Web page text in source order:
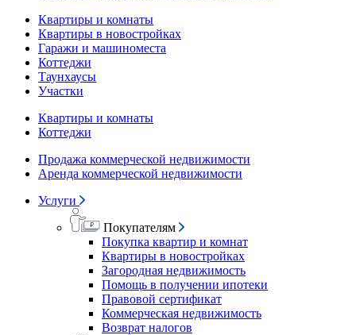
Квартиры и комнаты
Квартиры в новостройках
Гаражи и машиноместа
Коттеджи
Таунхаусы
Участки
Квартиры и комнаты
Коттеджи
Продажа коммерческой недвижимости
Аренда коммерческой недвижимости
Услуги
Покупателям
Покупка квартир и комнат
Квартиры в новостройках
Загородная недвижимость
Помощь в получении ипотеки
Правовой сертификат
Коммерческая недвижимость
Возврат налогов